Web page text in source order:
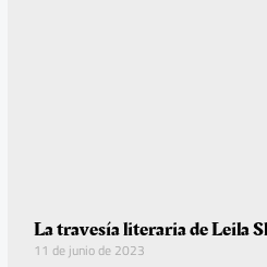
La travesía literaria de Leila
11 de junio de 2023